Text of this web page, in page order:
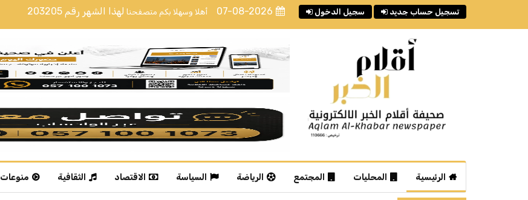
أهلا وسهلا بكم متصفحنا لهذا الشهر رقم 203205 07-08-2026 سجيل الدخول تسجيل حساب جديد
الرئيسية المحليات المجتمع الرياضة السياسة الاقتصاد الثقافية منوعات